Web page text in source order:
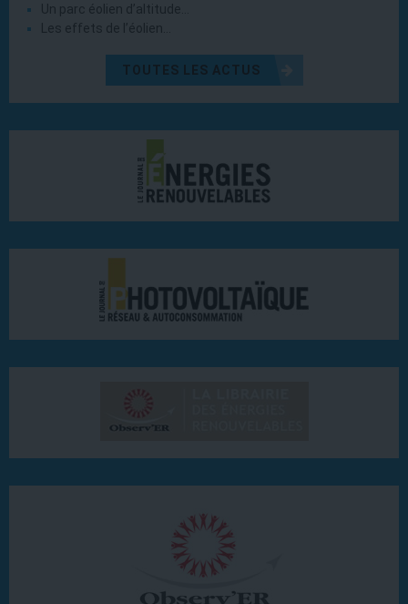
Un parc éolien d’altitude…
Les effets de l’éolien…
TOUTES LES ACTUS